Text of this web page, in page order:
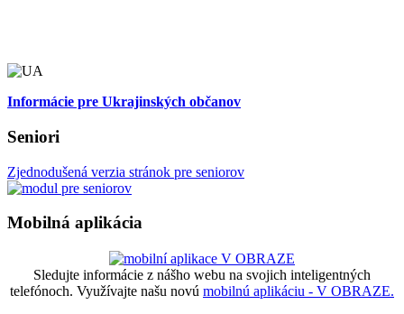
Informácie pre Ukrajinských občanov
Seniori
Zjednodušená verzia stránok pre seniorov
Mobilná aplikácia
Sledujte informácie z nášho webu na svojich inteligentných
telefónoch. Využívajte našu novú mobilnú aplikáciu - V OBRAZE.